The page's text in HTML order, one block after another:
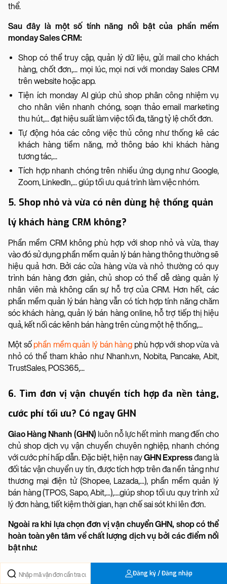
thể.
Sau đây là một số tính năng nổi bật của phần mềm
monday Sales CRM:
Shop có thể truy cập, quản lý dữ liệu, gửi mail cho khách
hàng, chốt đơn,... mọi lúc, mọi nơi với monday Sales CRM
trên website hoặc app.
Tiện ích monday AI giúp chủ shop phân công nhiệm vụ
cho nhân viên nhanh chóng, soạn thảo email marketing
thu hút,... đạt hiệu suất làm việc tối đa, tăng tỷ lệ chốt đơn.
Tự động hóa các công việc thủ công như thống kê các
khách hàng tiềm năng, mở thông báo khi khách hàng
tương tác,...
Tích hợp nhanh chóng trên nhiều ứng dụng như Google,
Zoom, LinkedIn,... giúp tối ưu quá trình làm việc nhóm.
5. Shop nhỏ và vừa có nên dùng hệ thống quản
lý khách hàng CRM không?
Phần mềm CRM không phù hợp với shop nhỏ và vừa, thay
vào đó sử dụng phần mềm quản lý bán hàng thông thường sẽ
hiệu quả hơn. Bởi các cửa hàng vừa và nhỏ thường có quy
trình bán hàng đơn giản, chủ shop có thể dễ dàng quản lý
nhân viên mà không cần sự hỗ trợ của CRM. Hơn hết, các
phần mềm quản lý bán hàng vẫn có tích hợp tính năng chăm
sóc khách hàng, quản lý bán hàng online, hỗ trợ tiếp thị hiệu
quả, kết nối các kênh bán hàng trên cùng một hệ thống,...
Một số phần mềm quản lý bán hàng phù hợp với shop vừa và
nhỏ có thể tham khảo như Nhanh.vn, Nobita, Pancake, Abit,
TrustSales, POS365,...
6. Tìm đơn vị vận chuyển tích hợp đa nền tảng,
cước phí tối ưu? Có ngay GHN
Giao Hàng Nhanh (GHN) luôn nỗ lực hết mình mang đến cho
chủ shop dịch vụ vận chuyển chuyên nghiệp, nhanh chóng
với cước phí hấp dẫn. Đặc biệt, hiện nayGHN Expressđang là
đối tác vận chuyển uy tín, được tích hợp trên đa nền tảng như
thương mại điện tử (Shopee, Lazada,...), phần mềm quản lý
bán hàng (TPOS, Sapo, Abit,...),....giúp shop tối ưu quy trình xử
lý đơn hàng, tiết kiệm thời gian, hạn chế sai sót khi lên đơn.
Ngoài ra khi lựa chọn đơn vị vận chuyển GHN, shop có thể
hoàn toàn yên tâm về chất lượng dịch vụ bởi các điểm nổi
bật như:
có thời gian vận chuyển nhanh chóng, chỉ với 24
giờ với đơn nội thành, 1 - 2 ngày
đơn liên tỉnh Hà Nội -
Đăng ký / Đăng nhập